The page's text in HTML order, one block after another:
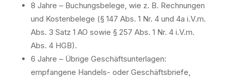
8 Jahre – Buchungsbelege, wie z. B. Rechnungen
und Kostenbelege (§ 147 Abs. 1 Nr. 4 und 4a i.V.m.
Abs. 3 Satz 1 AO sowie § 257 Abs. 1 Nr. 4 i.V.m.
Abs. 4 HGB).
6 Jahre – Übrige Geschäftsunterlagen:
empfangene Handels- oder Geschäftsbriefe,